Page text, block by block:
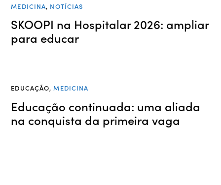
MEDICINA, NOTÍCIAS
SKOOPI na Hospitalar 2026: ampliar
para educar
EDUCAÇÃO,MEDICINA
Educação continuada: uma aliada
na conquista da primeira vaga